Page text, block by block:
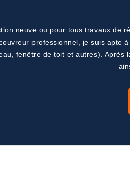
neuve ou pour tous travaux de
professionnel, je suis apte
fenêtre de toit et autres). Après